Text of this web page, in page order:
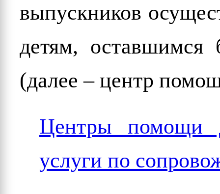
выпускников
детям, оставшимся
(далее – центр
Центры помощи
услуги по